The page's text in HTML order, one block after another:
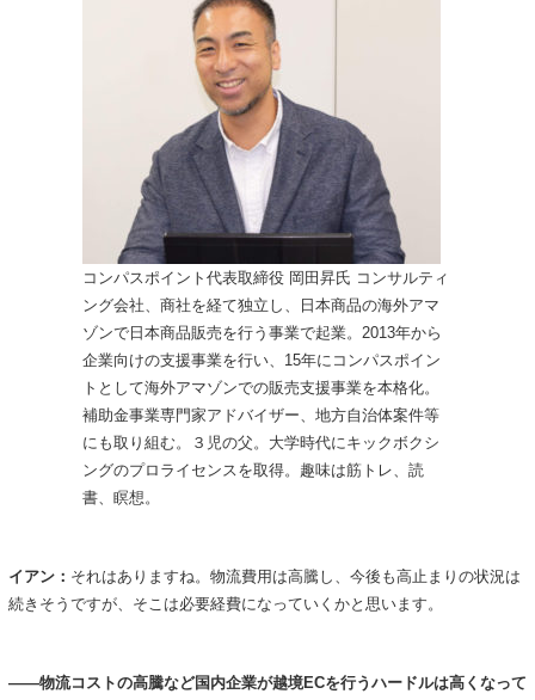
コンパスポイント代表取締役 岡田昇氏 コンサルティ
ング会社、商社を経て独立し、日本商品の海外アマ
ゾンで日本商品販売を行う事業で起業。2013年から
企業向けの支援事業を行い、15年にコンパスポイン
トとして海外アマゾンでの販売支援事業を本格化。
補助金事業専門家アドバイザー、地方自治体案件等
にも取り組む。３児の父。大学時代にキックボクシ
ングのプロライセンスを取得。趣味は筋トレ、読
書、瞑想。
イアン： それはありますね。物流費用は高騰し、今後も高止まりの状況は
続きそうですが、そこは必要経費になっていくかと思います。
――物流コストの高騰など国内企業が越境ECを行うハードルは高くなって